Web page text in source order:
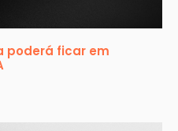
poderá ficar em